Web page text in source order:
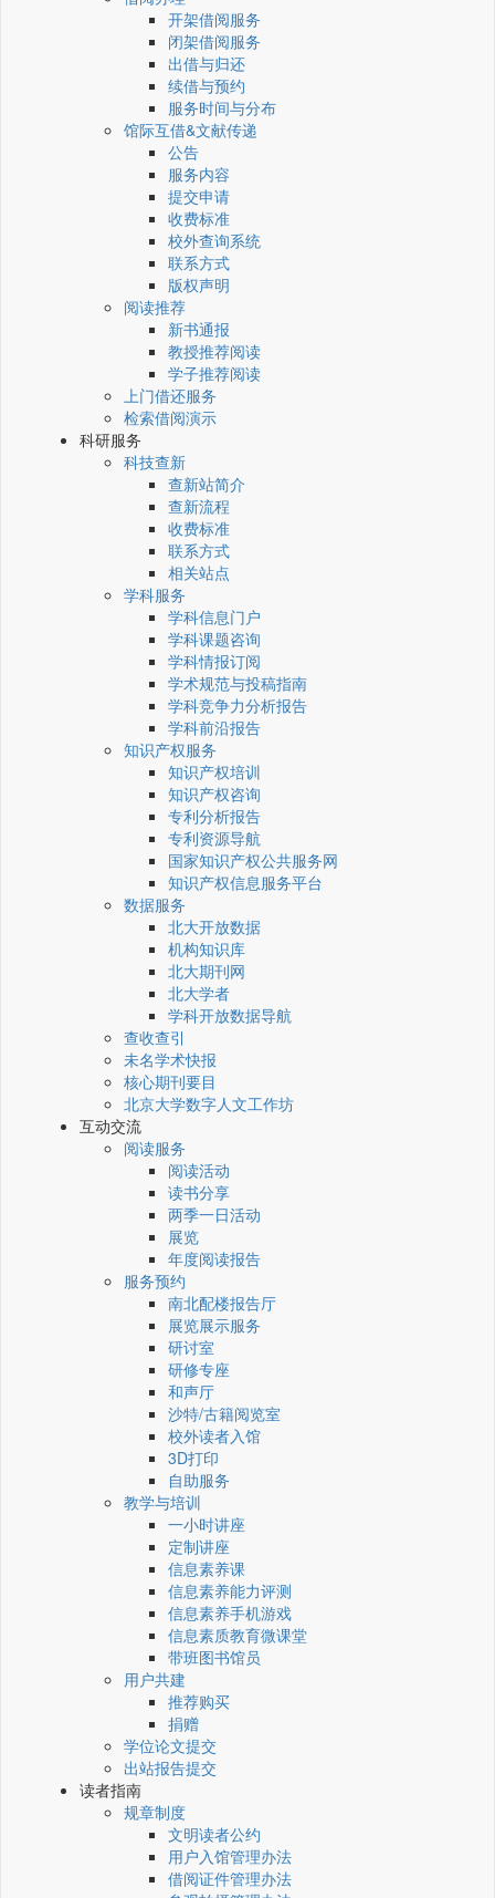
开架借阅服务
闭架借阅服务
出借与归还
续借与预约
服务时间与分布
馆际互借&文献传递
公告
服务内容
提交申请
收费标准
校外查询系统
联系方式
版权声明
阅读推荐
新书通报
教授推荐阅读
学子推荐阅读
上门借还服务
检索借阅演示
科研服务
科技查新
查新站简介
查新流程
收费标准
联系方式
相关站点
学科服务
学科信息门户
学科课题咨询
学科情报订阅
学术规范与投稿指南
学科竞争力分析报告
学科前沿报告
知识产权服务
知识产权培训
知识产权咨询
专利分析报告
专利资源导航
国家知识产权公共服务网
知识产权信息服务平台
数据服务
北大开放数据
机构知识库
北大期刊网
北大学者
学科开放数据导航
查收查引
未名学术快报
核心期刊要目
北京大学数字人文工作坊
互动交流
阅读服务
阅读活动
读书分享
两季一日活动
展览
年度阅读报告
服务预约
南北配楼报告厅
展览展示服务
研讨室
研修专座
和声厅
沙特/古籍阅览室
校外读者入馆
3D打印
自助服务
教学与培训
一小时讲座
定制讲座
信息素养课
信息素养能力评测
信息素养手机游戏
信息素质教育微课堂
带班图书馆员
用户共建
推荐购买
捐赠
学位论文提交
出站报告提交
读者指南
规章制度
文明读者公约
用户入馆管理办法
借阅证件管理办法